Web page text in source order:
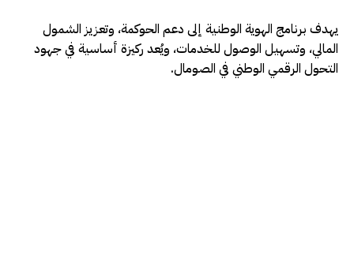
يهدف برنامج الهوية الوطنية إلى دعم الحوكمة، وتعزيز الشمول
المالي، وتسهيل الوصول للخدمات، ويُعد ركيزة أساسية في جهود
التحول الرقمي الوطني في الصومال.